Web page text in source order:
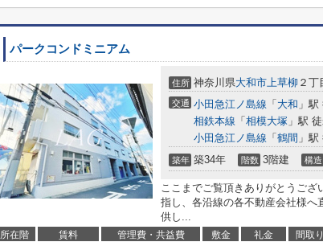
パークコンドミニアム
住所 神奈川県大和市上草柳 ２丁
交通 小田急江ノ島線 「 大和 」駅
相鉄本線 「 相模大塚 」駅
小田急江ノ島線 「 鶴間 」
築年 築34年 階数 3階建 構造
ここまでご覧頂きありがとうござ
指し、各沿線の各不動産会社様へ
供し...
所在階 賃料 管理費・共益費 敷金 礼金 間取り